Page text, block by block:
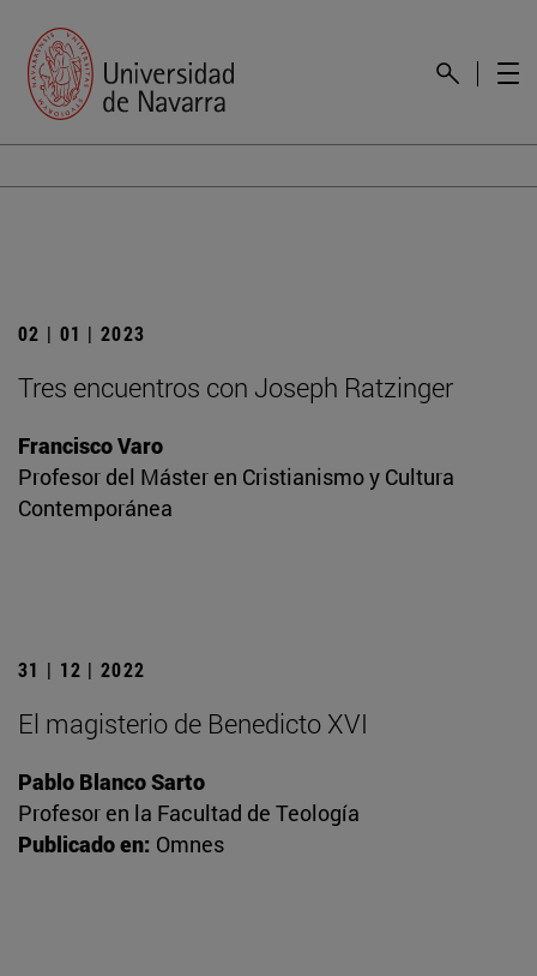
02 | 01 | 2023
Tres encuentros con Joseph Ratzinger
Francisco Varo
Profesor del Máster en Cristianismo y Cultura
Contemporánea
31 | 12 | 2022
El magisterio de Benedicto XVI
Pablo Blanco Sarto
Profesor en la Facultad de Teología
Publicado en: Omnes